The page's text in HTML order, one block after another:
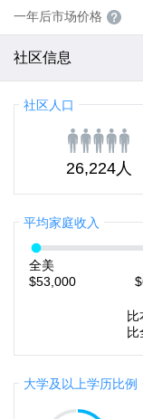
一年后市场价格
社区信息
社区人口
26,224人
平均家庭收入
全美
$53,000
大学及以上学历比例